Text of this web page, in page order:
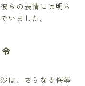
らの表情には明ら
いました。
は、さらなる侮辱